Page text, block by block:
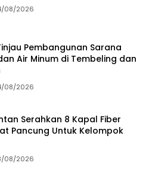
08/2026
Pembangunan Sarana
Air Minum di Tembeling dan
08/2026
Serahkan 8 Kapal Fiber
Pancung Untuk Kelompok
08/2026